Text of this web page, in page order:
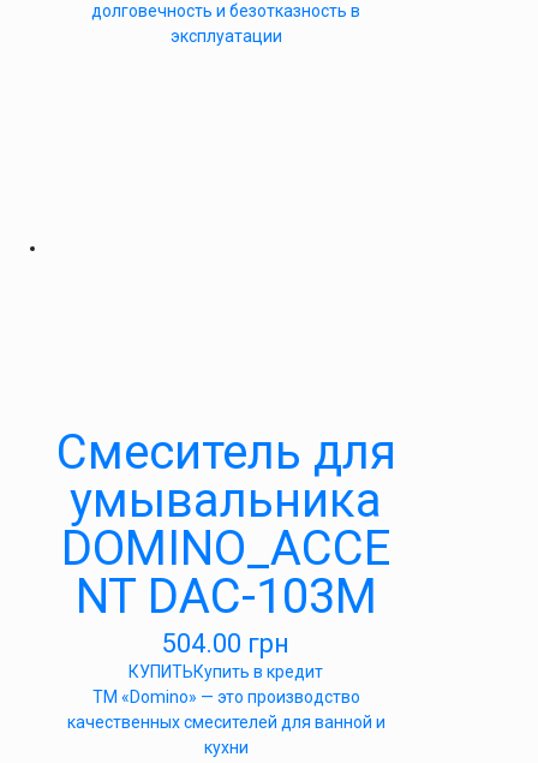
долговечность и безотказность в
эксплуатации
Cмеситель для
умывальника
DOMINO_ACCE
NT DAC-103M
504.00 грн
КУПИТЬКупить в кредит
ТМ «Domino» — это производство
качественных смесителей для ванной и
кухни